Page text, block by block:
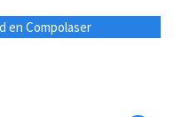
en Compolaser